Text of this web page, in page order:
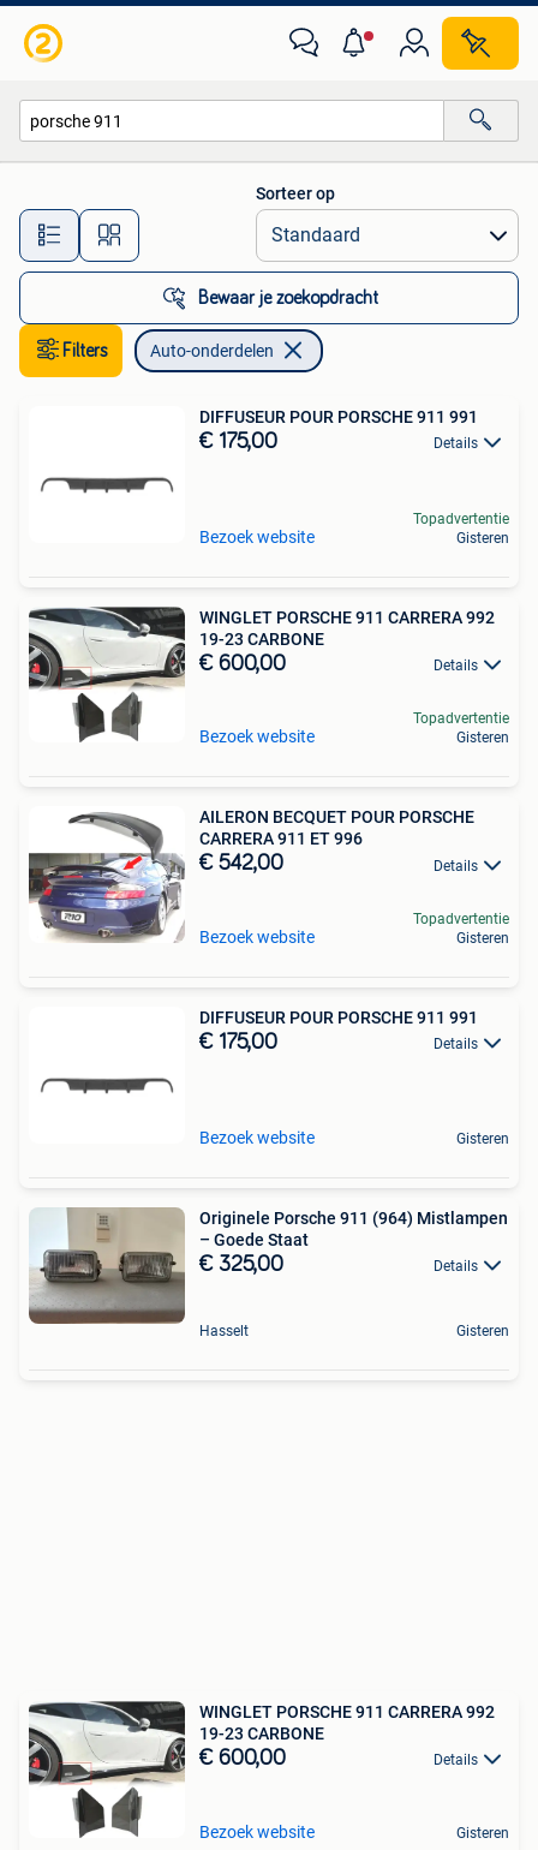
Alle afstanden…
Sorteer op
Bewaar je zoekopdracht
Filters Auto-onderdelen
DIFFUSEUR POUR PORSCHE 911 991
€ 175,00 Details
Bezoek website
Topadvertentie
Gisteren
WINGLET PORSCHE 911 CARRERA 992
19-23 CARBONE
€ 600,00 Details
Bezoek website
Topadvertentie
Gisteren
AILERON BECQUET POUR PORSCHE
CARRERA 911 ET 996
€ 542,00 Details
Bezoek website
Topadvertentie
Gisteren
DIFFUSEUR POUR PORSCHE 911 991
€ 175,00 Details
Bezoek website Gisteren
Originele Porsche 911 (964) Mistlampen
– Goede Staat
€ 325,00 Details
Hasselt Gisteren
WINGLET PORSCHE 911 CARRERA 992
19-23 CARBONE
€ 600,00 Details
Bezoek website Gisteren